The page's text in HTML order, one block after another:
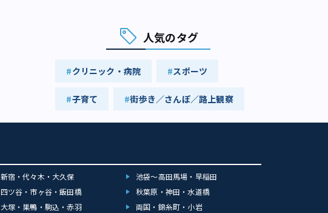
人気のタグ
クリニック・病院 スポーツ
子育て 街歩き／さんぽ／路上観察
新宿・代々木・大久保
池袋～高田馬場・早稲田
四ツ谷・市ヶ谷・飯田橋
秋葉原・神田・水道橋
大塚・巣鴨・駒込・赤羽
両国・錦糸町・小岩